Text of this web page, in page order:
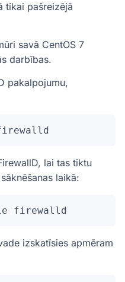
tikai pašreizējā
savā CentOS 7
darbības.
pakalpojumu,
lai tas tiktu
laikā:
firewalld
izskatīsies apmēram